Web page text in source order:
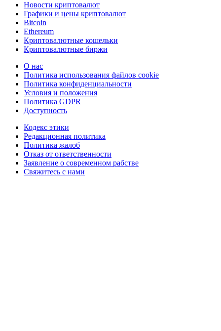
Новости криптовалют
Графики и цены криптовалют
Bitcoin
Ethereum
Криптовалютные кошельки
Криптовалютные биржи
О нас
Политика использования файлов cookie
Политика конфиденциальности
Условия и положения
Политика GDPR
Доступность
Кодекс этики
Редакционная политика
Политика жалоб
Отказ от ответственности
Заявление о современном рабстве
Свяжитесь с нами